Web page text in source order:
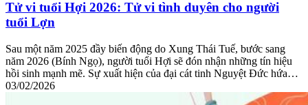
Tử vi tuổi Hợi 2026: Tử vi tình duyên cho người
tuổi Lợn
Sau một năm 2025 đầy biến động do Xung Thái Tuế, bước sang
năm 2026 (Bính Ngọ), người tuổi Hợi sẽ đón nhận những tín hiệu
hồi sinh mạnh mẽ. Sự xuất hiện của đại cát tinh Nguyệt Đức hứa…
03/02/2026